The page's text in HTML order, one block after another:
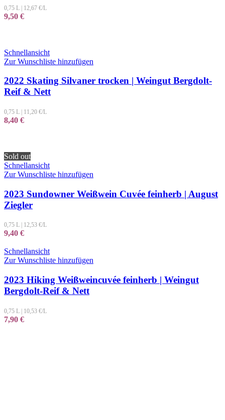
0,75 L | 12,67 €/L
9,50 €
Schnellansicht
Zur Wunschliste hinzufügen
2022 Skating Silvaner trocken | Weingut Bergdolt-
Reif & Nett
0,75 L 11,20 €/L
8,40 €
Sold out
Schnellansicht
Zur Wunschliste hinzufügen
2023 Sundowner Weißwein Cuvée feinherb | August
Ziegler
0,75 L 12,53 €/L
9,40 €
Schnellansicht
Zur Wunschliste hinzufügen
2023 Hiking Weißweincuvée feinherb | Weingut
Bergdolt-Reif & Nett
0,75 L | 10,53 €/L
7,90 €